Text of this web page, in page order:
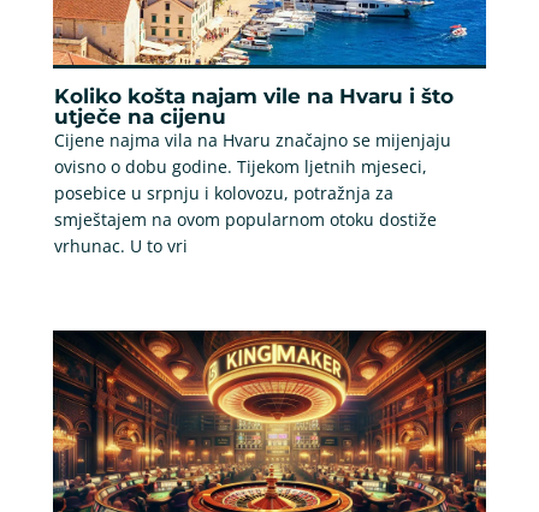
Koliko košta najam vile na Hvaru i što
utječe na cijenu
Cijene najma vila na Hvaru značajno se mijenjaju
ovisno o dobu godine. Tijekom ljetnih mjeseci,
posebice u srpnju i kolovozu, potražnja za
smještajem na ovom popularnom otoku dostiže
vrhunac. U to vri